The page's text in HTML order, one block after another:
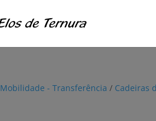
Mobilidade - Transferência / Cadeiras